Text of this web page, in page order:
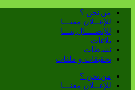
من نحن ؟
للإعــلان معنـــا
للإتصــــال بنـــا
بلاغات
نشاطات
تحقيقات و ملفات
من نحن ؟
للإعــلان معنـــا